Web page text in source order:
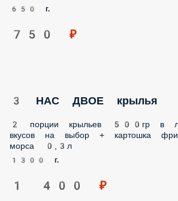
650 г.
750 ₽
3 НАС ДВОЕ крылья
2 порции крыльев 500гр в любом из 8
картошка фри 200гр+ 2 морса 0,3л
1300 г.